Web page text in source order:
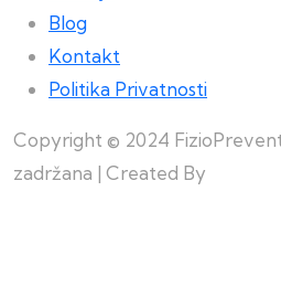
Blog
Kontakt
Politika Privatnosti
Copyright © 2024
zadržana | Created By